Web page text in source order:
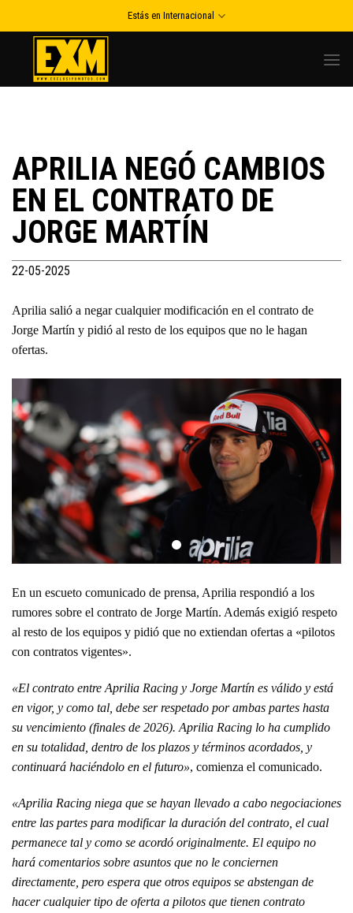
to
Estás en Internacional
APRILIA NEGÓ CAMBIOS
EN EL CONTRATO DE
JORGE MARTÍN
22-05-2025
Aprilia salió a negar cualquier modificación en el contrato de
Jorge Martín y pidió al resto de los equipos que no le hagan
ofertas.
En un escueto comunicado de prensa, Aprilia respondió a los
rumores sobre el contrato de Jorge Martín. Además exigió respeto
al resto de los equipos y pidió que no extiendan ofertas a «pilotos
con contratos vigentes».
«El contrato entre Aprilia Racing y Jorge Martín es válido y está
en vigor, y como tal, debe ser respetado por ambas partes hasta
su vencimiento (finales de 2026). Aprilia Racing lo ha cumplido
en su totalidad, dentro de los plazos y términos acordados, y
continuará haciéndolo en el futuro», comienza el comunicado.
«Aprilia Racing niega que se hayan llevado a cabo negociaciones
entre las partes para modificar la duración del contrato, el cual
permanece tal y como se acordó originalmente. El equipo no
hará comentarios sobre asuntos que no le conciernen
directamente, pero espera que otros equipos se abstengan de
hacer cualquier tipo de oferta a pilotos que tienen contrato